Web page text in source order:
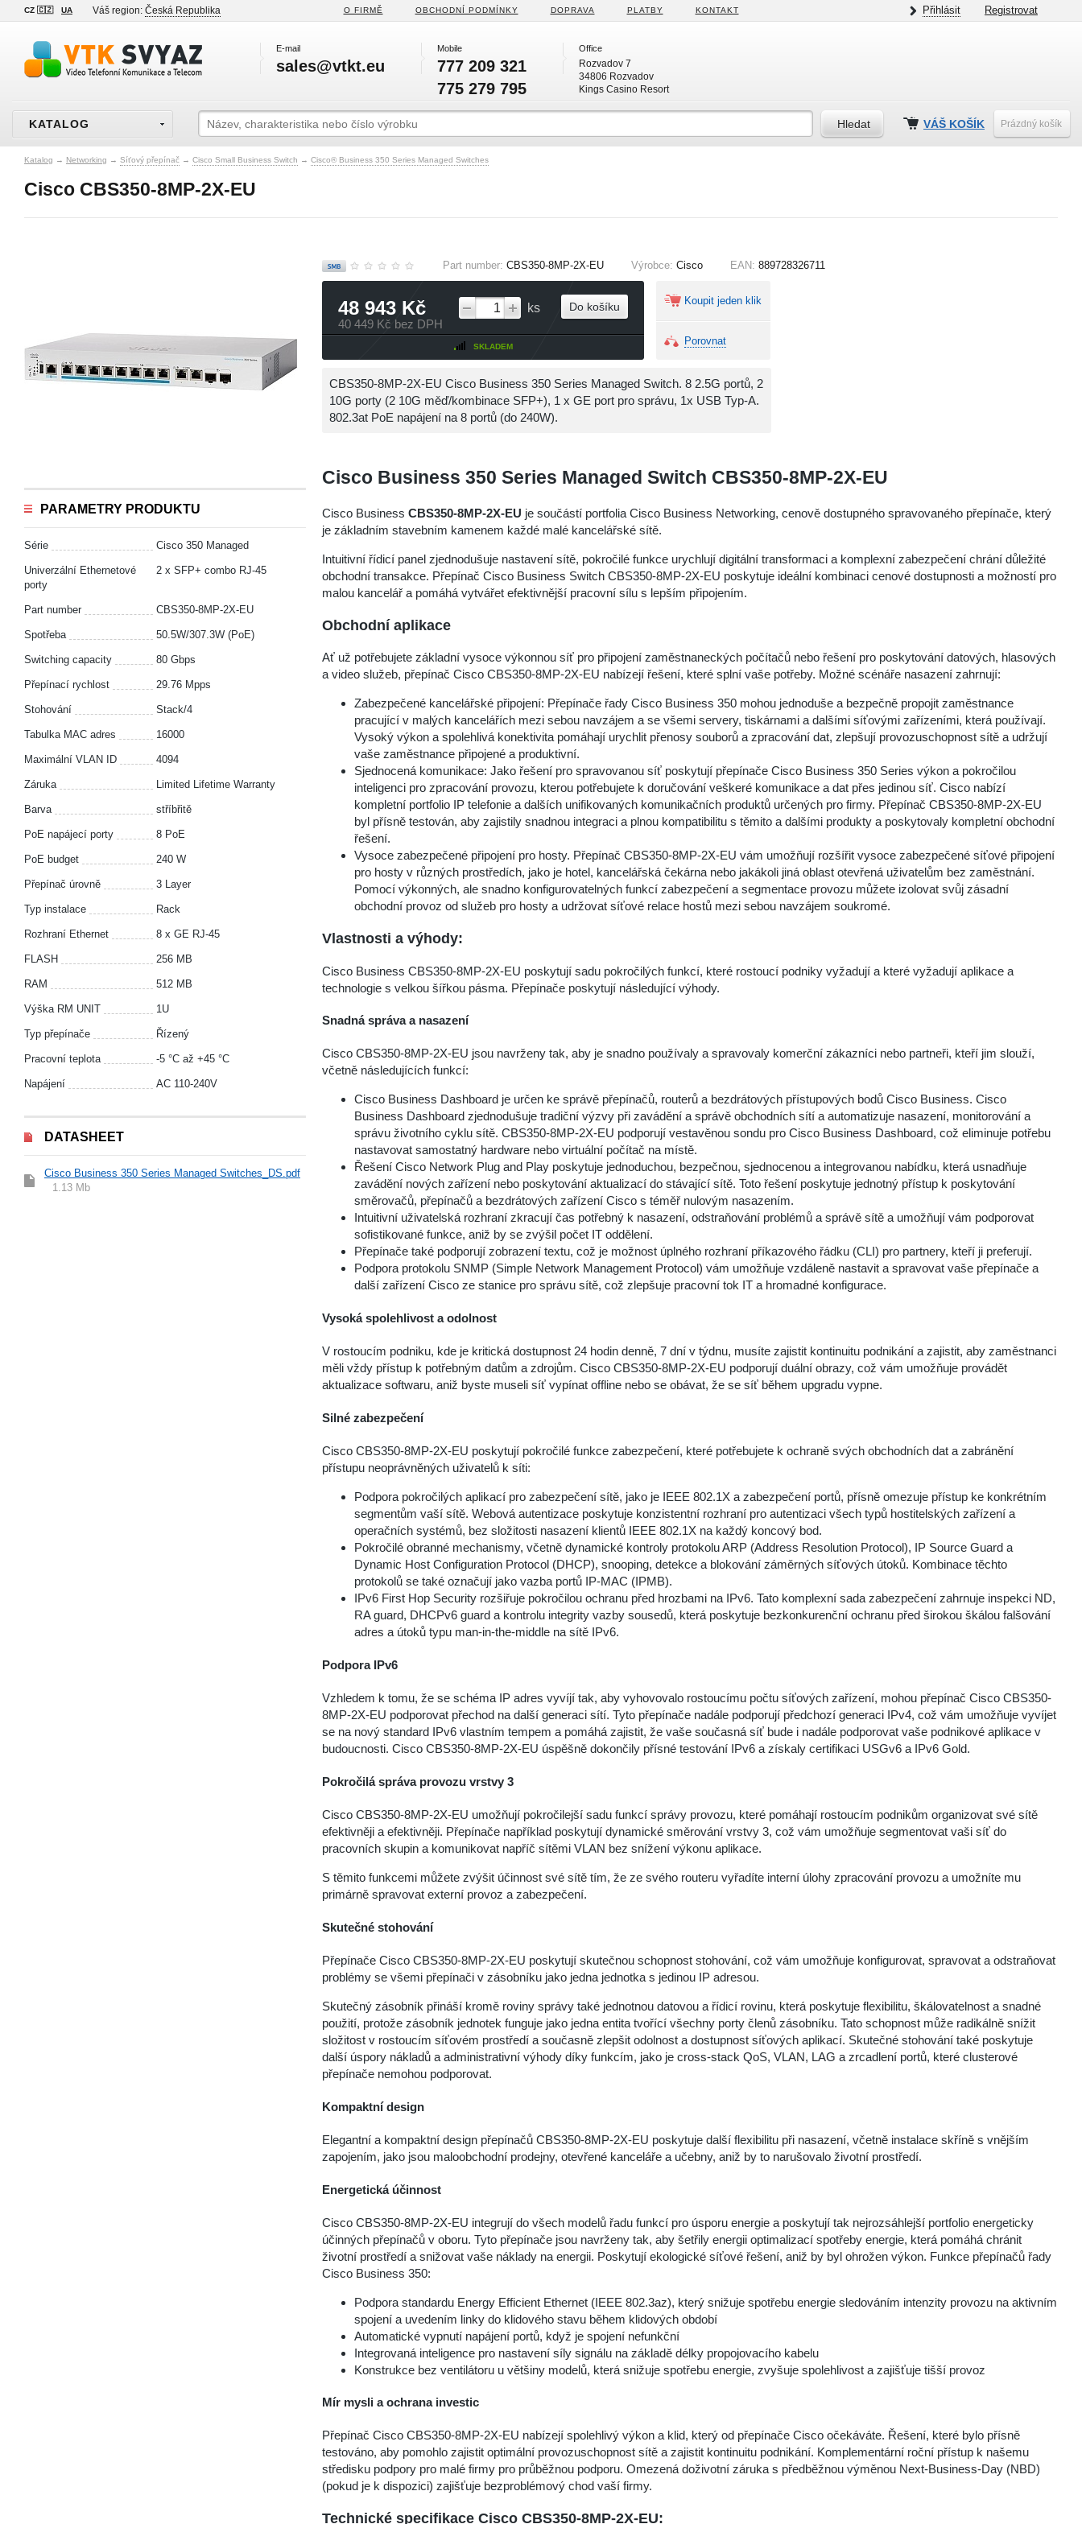
CZ 🇨🇿 UA Váš region: Česká Republika O FIRMĚ OBCHODNÍ PODMÍNKY DOPRAVA PLATBY KONTAKT Přihlásit Registrovat
E-mail
sales@vtkt.eu
Mobile
777 209 321
775 279 795
Office
Rozvadov 7
34806 Rozvadov
Kings Casino Resort
KATALOG VÁŠ KOŠÍK Prázdný košík
Katalog → Networking → Síťový přepínač → Cisco Small Business Switch → Cisco® Business 350 Series Managed Switches
Cisco CBS350-8MP-2X-EU
PARAMETRY PRODUKTU
Série Cisco 350 Managed
Univerzální Ethernetové
porty
2 x SFP+ combo RJ-45
Part number CBS350-8MP-2X-EU
Spotřeba 50.5W/307.3W (PoE)
Switching capacity 80 Gbps
Přepínací rychlost 29.76 Mpps
Stohování Stack/4
Tabulka MAC adres 16000
Maximální VLAN ID 4094
Záruka Limited Lifetime Warranty
Barva stříbřitě
PoE napájecí porty 8 PoE
PoE budget 240 W
Přepínač úrovně 3 Layer
Typ instalace Rack
Rozhraní Ethernet 8 x GE RJ-45
FLASH 256 MB
RAM 512 MB
Výška RM UNIT 1U
Typ přepínače Řízený
Pracovní teplota -5 °С až +45 °С
Napájení AC 110-240V
DATASHEET
Cisco Business 350 Series Managed Switches_DS.pdf
1.13 Mb
Part number: CBS350-8MP-2X-EU Výrobce: Cisco EAN: 889728326711
48 943 Kč
40 449 Kč bez DPH
ks
SKLADEM
Do košíku Koupit jeden klik
Porovnat
CBS350-8MP-2X-EU Cisco Business 350 Series Managed Switch. 8 2.5G portů, 2
10G porty (2 10G měď/kombinace SFP+), 1 x GE port pro správu, 1x USB Typ-A.
802.3at PoE napájení na 8 portů (do 240W).
Cisco Business 350 Series Managed Switch CBS350-8MP-2X-EU
Cisco Business CBS350-8MP-2X-EU je součástí portfolia Cisco Business Networking, cenově dostupného spravovaného přepínače, který
je základním stavebním kamenem každé malé kancelářské sítě.
Intuitivní řídicí panel zjednodušuje nastavení sítě, pokročilé funkce urychlují digitální transformaci a komplexní zabezpečení chrání důležité
obchodní transakce. Přepínač Cisco Business Switch CBS350-8MP-2X-EU poskytuje ideální kombinaci cenové dostupnosti a možností pro
malou kancelář a pomáhá vytvářet efektivnější pracovní sílu s lepším připojením.
Obchodní aplikace
Ať už potřebujete základní vysoce výkonnou síť pro připojení zaměstnaneckých počítačů nebo řešení pro poskytování datových, hlasových
a video služeb, přepínač Cisco CBS350-8MP-2X-EU nabízejí řešení, které splní vaše potřeby. Možné scénáře nasazení zahrnují:
Zabezpečené kancelářské připojení: Přepínače řady Cisco Business 350 mohou jednoduše a bezpečně propojit zaměstnance
pracující v malých kancelářích mezi sebou navzájem a se všemi servery, tiskárnami a dalšími síťovými zařízeními, která používají.
Vysoký výkon a spolehlivá konektivita pomáhají urychlit přenosy souborů a zpracování dat, zlepšují provozuschopnost sítě a udržují
vaše zaměstnance připojené a produktivní.
Sjednocená komunikace: Jako řešení pro spravovanou síť poskytují přepínače Cisco Business 350 Series výkon a pokročilou
inteligenci pro zpracování provozu, kterou potřebujete k doručování veškeré komunikace a dat přes jedinou síť. Cisco nabízí
kompletní portfolio IP telefonie a dalších unifikovaných komunikačních produktů určených pro firmy. Přepínač CBS350-8MP-2X-EU
byl přísně testován, aby zajistily snadnou integraci a plnou kompatibilitu s těmito a dalšími produkty a poskytovaly kompletní obchodní
řešení.
Vysoce zabezpečené připojení pro hosty. Přepínač CBS350-8MP-2X-EU vám umožňují rozšířit vysoce zabezpečené síťové připojení
pro hosty v různých prostředích, jako je hotel, kancelářská čekárna nebo jakákoli jiná oblast otevřená uživatelům bez zaměstnání.
Pomocí výkonných, ale snadno konfigurovatelných funkcí zabezpečení a segmentace provozu můžete izolovat svůj zásadní
obchodní provoz od služeb pro hosty a udržovat síťové relace hostů mezi sebou navzájem soukromé.
Vlastnosti a výhody:
Cisco Business CBS350-8MP-2X-EU poskytují sadu pokročilých funkcí, které rostoucí podniky vyžadují a které vyžadují aplikace a
technologie s velkou šířkou pásma. Přepínače poskytují následující výhody.
Snadná správa a nasazení
Cisco CBS350-8MP-2X-EU jsou navrženy tak, aby je snadno používaly a spravovaly komerční zákazníci nebo partneři, kteří jim slouží,
včetně následujících funkcí:
Cisco Business Dashboard je určen ke správě přepínačů, routerů a bezdrátových přístupových bodů Cisco Business. Cisco
Business Dashboard zjednodušuje tradiční výzvy při zavádění a správě obchodních sítí a automatizuje nasazení, monitorování a
správu životního cyklu sítě. CBS350-8MP-2X-EU podporují vestavěnou sondu pro Cisco Business Dashboard, což eliminuje potřebu
nastavovat samostatný hardware nebo virtuální počítač na místě.
Řešení Cisco Network Plug and Play poskytuje jednoduchou, bezpečnou, sjednocenou a integrovanou nabídku, která usnadňuje
zavádění nových zařízení nebo poskytování aktualizací do stávající sítě. Toto řešení poskytuje jednotný přístup k poskytování
směrovačů, přepínačů a bezdrátových zařízení Cisco s téměř nulovým nasazením.
Intuitivní uživatelská rozhraní zkracují čas potřebný k nasazení, odstraňování problémů a správě sítě a umožňují vám podporovat
sofistikované funkce, aniž by se zvýšil počet IT oddělení.
Přepínače také podporují zobrazení textu, což je možnost úplného rozhraní příkazového řádku (CLI) pro partnery, kteří ji preferují.
Podpora protokolu SNMP (Simple Network Management Protocol) vám umožňuje vzdáleně nastavit a spravovat vaše přepínače a
další zařízení Cisco ze stanice pro správu sítě, což zlepšuje pracovní tok IT a hromadné konfigurace.
Vysoká spolehlivost a odolnost
V rostoucím podniku, kde je kritická dostupnost 24 hodin denně, 7 dní v týdnu, musíte zajistit kontinuitu podnikání a zajistit, aby zaměstnanci
měli vždy přístup k potřebným datům a zdrojům. Cisco CBS350-8MP-2X-EU podporují duální obrazy, což vám umožňuje provádět
aktualizace softwaru, aniž byste museli síť vypínat offline nebo se obávat, že se síť během upgradu vypne.
Silné zabezpečení
Cisco CBS350-8MP-2X-EU poskytují pokročilé funkce zabezpečení, které potřebujete k ochraně svých obchodních dat a zabránění
přístupu neoprávněných uživatelů k síti:
Podpora pokročilých aplikací pro zabezpečení sítě, jako je IEEE 802.1X a zabezpečení portů, přísně omezuje přístup ke konkrétním
segmentům vaší sítě. Webová autentizace poskytuje konzistentní rozhraní pro autentizaci všech typů hostitelských zařízení a
operačních systémů, bez složitosti nasazení klientů IEEE 802.1X na každý koncový bod.
Pokročilé obranné mechanismy, včetně dynamické kontroly protokolu ARP (Address Resolution Protocol), IP Source Guard a
Dynamic Host Configuration Protocol (DHCP), snooping, detekce a blokování záměrných síťových útoků. Kombinace těchto
protokolů se také označují jako vazba portů IP-MAC (IPMB).
IPv6 First Hop Security rozšiřuje pokročilou ochranu před hrozbami na IPv6. Tato komplexní sada zabezpečení zahrnuje inspekci ND,
RA guard, DHCPv6 guard a kontrolu integrity vazby sousedů, která poskytuje bezkonkurenční ochranu před širokou škálou falšování
adres a útoků typu man-in-the-middle na sítě IPv6.
Podpora IPv6
Vzhledem k tomu, že se schéma IP adres vyvíjí tak, aby vyhovovalo rostoucímu počtu síťových zařízení, mohou přepínač Cisco CBS350-
8MP-2X-EU podporovat přechod na další generaci sítí. Tyto přepínače nadále podporují předchozí generaci IPv4, což vám umožňuje vyvíjet
se na nový standard IPv6 vlastním tempem a pomáhá zajistit, že vaše současná síť bude i nadále podporovat vaše podnikové aplikace v
budoucnosti. Cisco CBS350-8MP-2X-EU úspěšně dokončily přísné testování IPv6 a získaly certifikaci USGv6 a IPv6 Gold.
Pokročilá správa provozu vrstvy 3
Cisco CBS350-8MP-2X-EU umožňují pokročilejší sadu funkcí správy provozu, které pomáhají rostoucím podnikům organizovat své sítě
efektivněji a efektivněji. Přepínače například poskytují dynamické směrování vrstvy 3, což vám umožňuje segmentovat vaši síť do
pracovních skupin a komunikovat napříč sítěmi VLAN bez snížení výkonu aplikace.
S těmito funkcemi můžete zvýšit účinnost své sítě tím, že ze svého routeru vyřadíte interní úlohy zpracování provozu a umožníte mu
primárně spravovat externí provoz a zabezpečení.
Skutečné stohování
Přepínače Cisco CBS350-8MP-2X-EU poskytují skutečnou schopnost stohování, což vám umožňuje konfigurovat, spravovat a odstraňovat
problémy se všemi přepínači v zásobníku jako jedna jednotka s jedinou IP adresou.
Skutečný zásobník přináší kromě roviny správy také jednotnou datovou a řídicí rovinu, která poskytuje flexibilitu, škálovatelnost a snadné
použití, protože zásobník jednotek funguje jako jedna entita tvořící všechny porty členů zásobníku. Tato schopnost může radikálně snížit
složitost v rostoucím síťovém prostředí a současně zlepšit odolnost a dostupnost síťových aplikací. Skutečné stohování také poskytuje
další úspory nákladů a administrativní výhody díky funkcím, jako je cross-stack QoS, VLAN, LAG a zrcadlení portů, které clusterové
přepínače nemohou podporovat.
Kompaktní design
Elegantní a kompaktní design přepínačů CBS350-8MP-2X-EU poskytuje další flexibilitu při nasazení, včetně instalace skříně s vnějším
zapojením, jako jsou maloobchodní prodejny, otevřené kanceláře a učebny, aniž by to narušovalo životní prostředí.
Energetická účinnost
Cisco CBS350-8MP-2X-EU integrují do všech modelů řadu funkcí pro úsporu energie a poskytují tak nejrozsáhlejší portfolio energeticky
účinných přepínačů v oboru. Tyto přepínače jsou navrženy tak, aby šetřily energii optimalizací spotřeby energie, která pomáhá chránit
životní prostředí a snižovat vaše náklady na energii. Poskytují ekologické síťové řešení, aniž by byl ohrožen výkon. Funkce přepínačů řady
Cisco Business 350:
Podpora standardu Energy Efficient Ethernet (IEEE 802.3az), který snižuje spotřebu energie sledováním intenzity provozu na aktivním
spojení a uvedením linky do klidového stavu během klidových období
Automatické vypnutí napájení portů, když je spojení nefunkční
Integrovaná inteligence pro nastavení síly signálu na základě délky propojovacího kabelu
Konstrukce bez ventilátoru u většiny modelů, která snižuje spotřebu energie, zvyšuje spolehlivost a zajišťuje tišší provoz
Mír mysli a ochrana investic
Přepínač Cisco CBS350-8MP-2X-EU nabízejí spolehlivý výkon a klid, který od přepínače Cisco očekáváte. Řešení, které bylo přísně
testováno, aby pomohlo zajistit optimální provozuschopnost sítě a zajistit kontinuitu podnikání. Komplementární roční přístup k našemu
středisku podpory pro malé firmy pro průběžnou podporu. Omezená doživotní záruka s předběžnou výměnou Next-Business-Day (NBD)
(pokud je k dispozici) zajišťuje bezproblémový chod vaší firmy.
Technické specifikace Cisco CBS350-8MP-2X-EU: